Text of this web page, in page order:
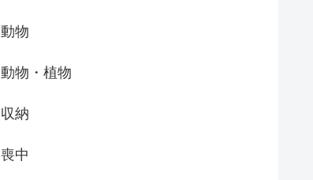
動物
動物・植物
収納
喪中